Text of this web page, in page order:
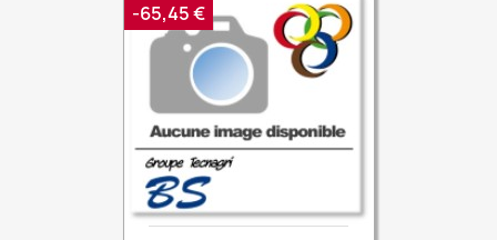
-65,45 €